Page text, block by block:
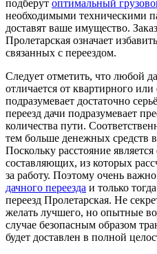
подберут оптимальный
необходимыми техническими
доставят ваше имущество.
Пролетарская означает
связанных с переездом.
Следует отметить, что любой
отличается от квартирного
подразумевает достаточно
переезд дачи подразумевает
количества пути.
тем больше денежных средств
Поскольку расстояние
составляющих, из которых
за работу. Поэтому очень важно
дачного переезда и только
переезд Пролетарская. Не
желать лучшего, но опытные
случае безопасным образом
будет доставлен в полной